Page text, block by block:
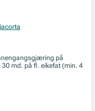
på
md. på fl. eikefat (min. 4